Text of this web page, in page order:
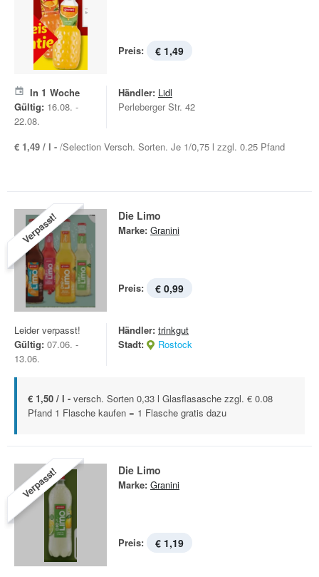
Preis: € 1,49
In 1 Woche
Gültig: 16.08. -
22.08.
Händler: Lidl
Perleberger Str. 42
€ 1,49 / l - /Selection Versch. Sorten. Je 1/0,75 l zzgl. 0.25 Pfand
Verpasst! Die Limo
Marke: Granini
Preis: € 0,99
Leider verpasst!
Gültig: 07.06. -
13.06.
Händler: trinkgut
Stadt:
Rostock
€ 1,50 / l - versch. Sorten 0,33 l Glasflasasche zzgl. € 0.08
Pfand 1 Flasche kaufen = 1 Flasche gratis dazu
Verpasst! Die Limo
Marke: Granini
Preis: € 1,19